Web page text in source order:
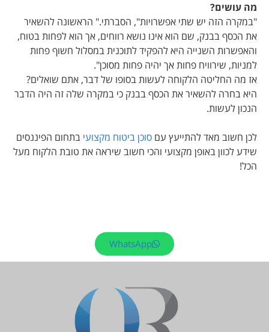
מה עושים?
"במקרה הזה יש שתי אפשרויות", הסברתי." הראשונה להשאיר
את הכסף בבנק, שם הוא אינו נושא רווחים, אך הוא לפחות בטוח,
והאפשרות השנייה היא להפקיד לתוכנית במסלול חשוף פחות
למניות, שירוויח פחות אך יהיה פחות מסוכן".
אז מה החליטה הלקוחה לעשות בסופו של דבר, אתם שואלים?
היא בחרה להשאיר את הכסף בבנק כי במקרה שלה זה היה הדבר
הנכון לעשות.
לכן חשוב מאד להתייעץ עם סוכן ביטוח מקצועי בתחום הפיננסים
שידע לכוון באופן מקצועי והכי חשוב שיראה את טובת הלקוח מעל
הכל!
WhatsApp